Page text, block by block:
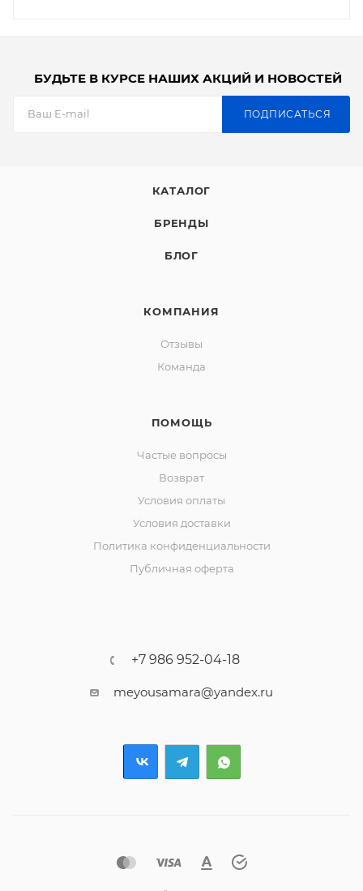
БУДЬТЕ В КУРСЕ НАШИХ АКЦИЙ И НОВОСТЕЙ
ПОДПИСАТЬСЯ
КАТАЛОГ
БРЕНДЫ
БЛОГ
КОМПАНИЯ
Отзывы
Команда
ПОМОЩЬ
Частые вопросы
Возврат
Условия оплаты
Условия доставки
Политика конфиденциальности
Публичная оферта
+7 986 952-04-18
meyousamara@yandex.ru